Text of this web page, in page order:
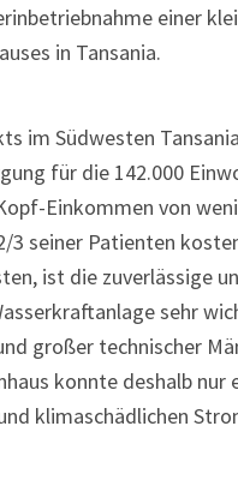
einer
in Tansania.
im Südwesten
für die 142.000
Einkommen von
3 seiner Patienten
ist die zuverlässige
sehr
großer technischer
konnte deshalb nur
klimaschädlichen